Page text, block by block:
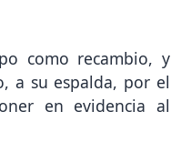
como recambio, y
a su espalda, por el
en evidencia al